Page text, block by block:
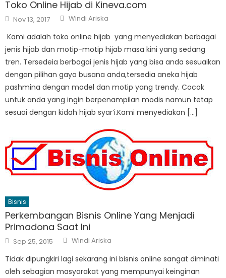
Toko Online Hijab di Kineva.com
Posted
on
Nov 13, 2017 Author
Windi Ariska
Kami adalah toko online hijab yang menyediakan berbagai
jenis hijab dan motip-motip hijab masa kini yang sedang
tren. Tersedeia berbagai jenis hijab yang bisa anda sesuaikan
dengan pilihan gaya busana anda,tersedia aneka hijab
pashmina dengan model dan motip yang trendy. Cocok
untuk anda yang ingin berpenampilan modis namun tetap
sesuai dengan kidah hijab syar’i.Kami menyediakan […]
Bisnis
Perkembangan Bisnis Online Yang Menjadi
Primadona Saat Ini
Posted
on
Sep 25, 2015 Author
Windi Ariska
Tidak dipungkiri lagi sekarang ini bisnis online sangat diminati
oleh sebagian masyarakat yang mempunyai keinginan